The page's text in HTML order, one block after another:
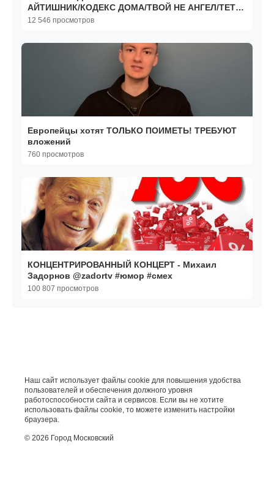
АЙТИШНИК/КОДЕКС ДОМА/ТВОЙ НЕ АНГЕЛ/ТЕТЯ
КАТЯ ДЛЯ СНЯТЬ КВАРТИРУ
12 546 просмотров
Европейцы хотят ТОЛЬКО ПОИМЕТЬ! ТРЕБУЮТ
вложений
760 просмотров
КОНЦЕНТРИРОВАННЫЙ КОНЦЕРТ - Михаил
Задорнов @zadortv #юмор #смех
100 807 просмотров
Наш сайт использует файлы cookie для повышения удобства
пользователей и обеспечения должного уровня
работоспособности сайта и сервисов. Если вы не хотите
использовать файлы cookie, то можете изменить настройки
браузера.
© 2026 Город Московский